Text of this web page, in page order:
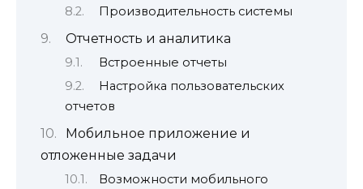
Производительность системы
Отчетность и аналитика
Встроенные отчеты
Настройка пользовательских
отчетов
Мобильное приложение и
отложенные задачи
Возможности мобильного